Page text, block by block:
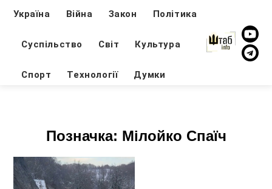
Україна Війна Закон Політика
Суспільство Світ Культура
Спорт Технології Думки
Позначка: Мілойко Спаїч